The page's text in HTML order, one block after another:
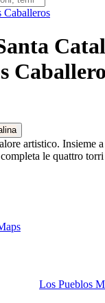
Caballeros
artistico. Insieme
le quattro
Los Pueblos